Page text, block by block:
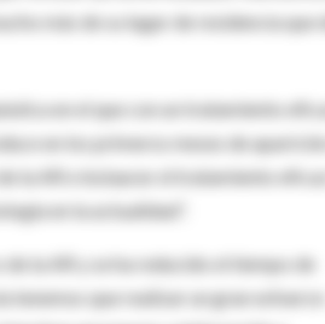
más de su lugar de residencia que
en el que con un tratamiento
en los primeros meses de
la AR e instaurar el tratamiento
en la actualidad”.
la AR y se ha reducido el tiempo de
tenemos que realizar un gran esfuerzo